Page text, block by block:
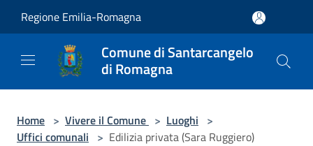
Regione Emilia-Romagna
Comune di Santarcangelo
di Romagna
Home > Vivere il Comune > Luoghi >
Uffici comunali > Edilizia privata (Sara Ruggiero)